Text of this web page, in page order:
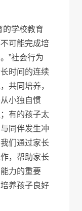
的学校教育
可能完成培
”社会行为
时间的连续
共同培养，
小独自惯
有的孩子太
同伴发生冲
们通过家长
，帮助家长
力的重要
养孩子良好